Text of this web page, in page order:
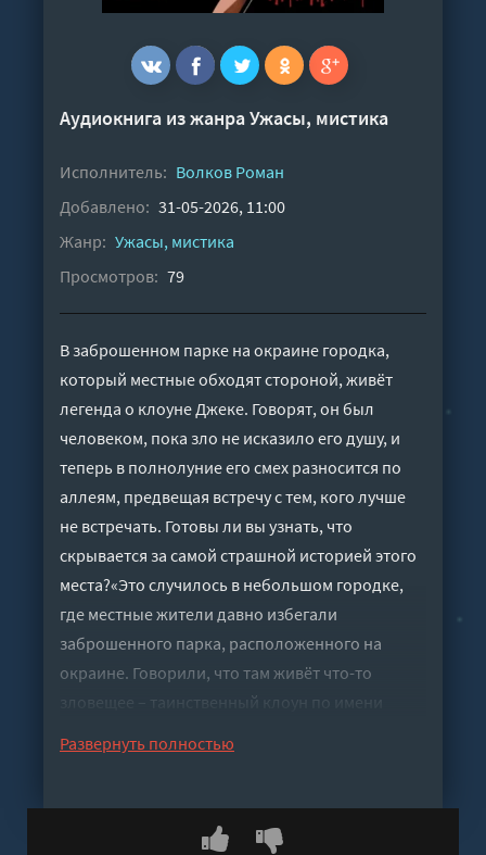
Аудиокнига из жанраУжасы, мистика
Исполнитель: Волков Роман
Добавлено: 31-05-2026, 11:00
Жанр: Ужасы, мистика
Просмотров: 79
В заброшенном парке на окраине городка,
который местные обходят стороной, живёт
легенда о клоуне Джеке. Говорят, он был
человеком, пока зло не исказило его душу, и
теперь в полнолуние его смех разносится по
аллеям, предвещая встречу с тем, кого лучше
не встречать. Готовы ли вы узнать, что
скрывается за самой страшной историей этого
места?«Это случилось в небольшом городке,
где местные жители давно избегали
заброшенного парка, расположенного на
окраине. Говорили, что там живёт что-то
зловещее – таинственный клоун по имени
клоун. Он был когда-то человеком, но его душа
его смех эхом разносится по всему парку…»
Развернуть полностью